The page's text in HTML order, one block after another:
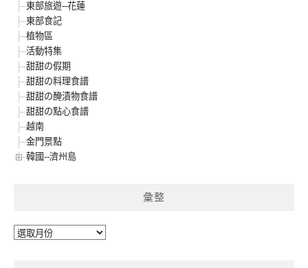
東部旅遊--花蓮
東部食記
植物區
活動特集
甜甜の假期
甜甜の料理食譜
甜甜の醃漬物食譜
甜甜の點心食譜
越南
金門景點
韓國--濟州島
彙整
彙